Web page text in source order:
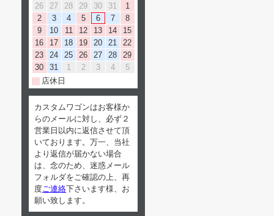
26
27 28 29 30 31
1
2
3 4 5 6 7
8
9
10 11 12 13 14
15
16
17 18 19 20 21
22
23
24 25 26 27 28
29
30
31 1 2 3 4
5
店休日
カスタムワゴンはお客様か
らのメールに対し、必ず２
営業日以内に返信させて頂
いております。万一、当社
より返信が届かない場合
は、念のため、迷惑メール
フォルダをご確認の上、再
度 ご連絡下さいます様、お
願い致します。